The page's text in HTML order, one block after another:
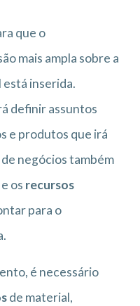
que o
mais ampla sobre a
está inserida.
definir assuntos
e produtos que irá
negócios também
e os recursos
para o
é necessário
de material,